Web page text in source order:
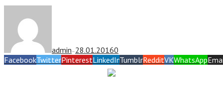
admin — 28.01.20160
FacebookTwitterPinterestLinkedInTumblrRedditVKWhatsApp